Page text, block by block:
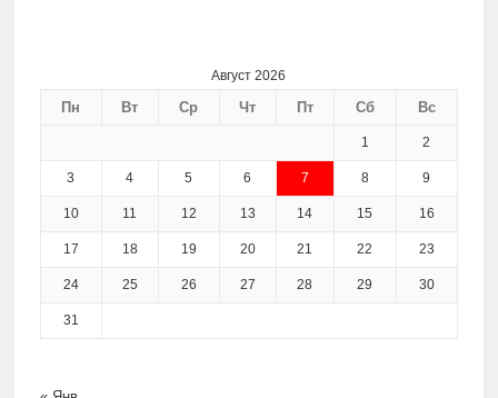
Август 2026
Пн Вт Ср Чт Пт Сб Вс
1 2
3 4 5 6 7 8 9
10 11 12 13 14 15 16
17 18 19 20 21 22 23
24 25 26 27 28 29 30
31